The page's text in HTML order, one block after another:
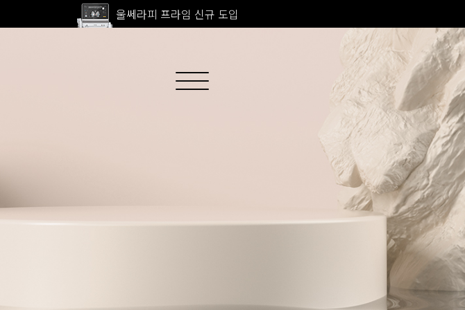
고압산소치료 신규 도입
울쎄라피 프라임 신규 도입